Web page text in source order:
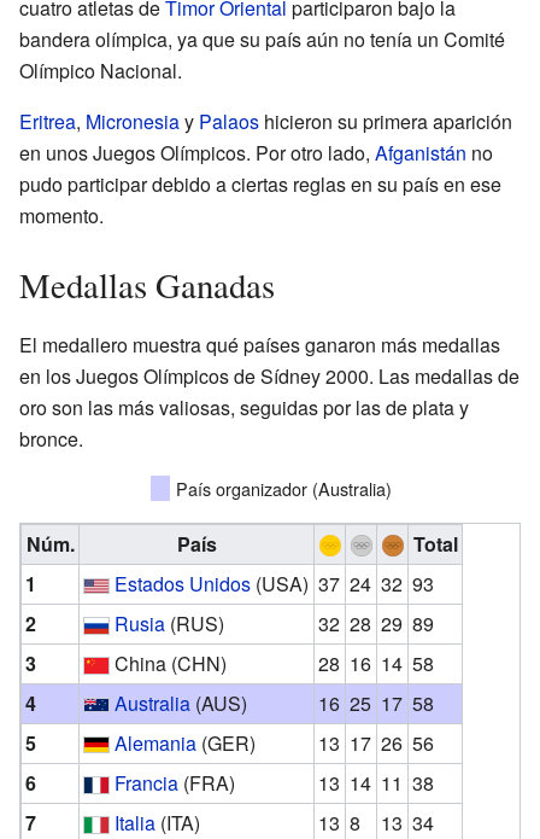
cuatro atletas deTimor Oriental participaron bajo la
bandera olímpica, ya que su país aún no tenía un Comité
Olímpico Nacional.
Eritrea, Micronesiay Palaos hicieron su primera aparición
en unos Juegos Olímpicos. Por otro lado, Afganistán no
pudo participar debido a ciertas reglas en su país en ese
momento.
Medallas Ganadas
El medallero muestra qué países ganaron más medallas
en los Juegos Olímpicos de Sídney 2000. Las medallas de
oro son las más valiosas, seguidas por las de plata y
bronce.
País organizador (Australia)
Núm. País
Total
1
Estados Unidos (USA) 37 24 32 93
2
Rusia (RUS) 32 28 29 89
3
China (CHN) 28 16 14 58
4
Australia (AUS) 16 25 17 58
5
Alemania (GER) 13 17 26 56
6
Francia (FRA) 13 14 11 38
7
Italia (ITA) 13 8 13 34